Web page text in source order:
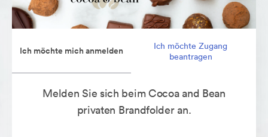
Ich möchte mich anmelden
Ich möchte Zugang
beantragen
Melden Sie sich beim Cocoa and Bean
privaten Brandfolder an.